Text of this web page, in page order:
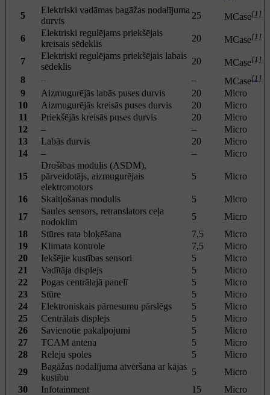
5
Elektriski vadāmas bagāžas nodalījuma
durvis
25 MCase[1]
6
Elektriski regulējams priekšējais
kreisais sēdeklis
20 MCase[1]
7
Elektriski regulējams priekšējais labais
sēdeklis
20 MCase[1]
8 – – MCase[1]
9 Aizmugurējās labās puses durvis 20
Micro
10
Aizmugurējās kreisās puses durvis 20
Micro
11
Priekšējās kreisās puses durvis 20
Micro
12
– –
Micro
13
Labās durvis 20
Micro
14
– – Micro
15
Drošības modulis (ASDM),
pārveidotājs, aizmugurējais
elektromotors
5 Micro
16 Skaitļošanas modulis 5
Micro
17
Saules sensors, retranslators ceļa
nodoklim
5
Micro
18
Stūres rata bloķēšana 7,5
Micro
19
Klimata kontrole 7,5
Micro
20
Iekšējie kustības sensori 5
Micro
21
Vadītāja displejs 5
Micro
22
Pogas centrālajā panelī 5
Micro
23
Stūre 5
Micro
24
Elektroniskais pārnesumu pārslēgs 5
Micro
25
Centrālais displejs 5
Micro
26
Savienotie pakalpojumi 5
Micro
27
TCAM antena 5
Micro
28
Releju spoles 5
Micro
29
Bagāžas nodalījuma atvēršana ar kājas
kustību
5
Micro
30
Infotainment 15
Micro